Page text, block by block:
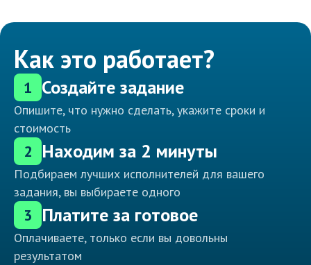
Как это работает?
1 Создайте задание
Опишите, что нужно сделать, укажите сроки и
стоимость
2 Находим за 2 минуты
Подбираем лучших исполнителей для вашего
задания, вы выбираете одного
3 Платите за готовое
Оплачиваете, только если вы довольны
результатом